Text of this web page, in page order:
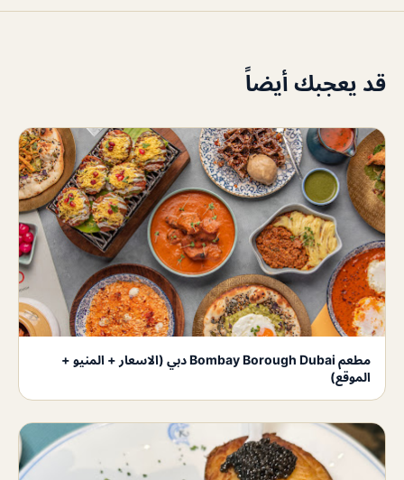
قد يعجبك أيضاً
مطعم Bombay Borough Dubai دبي (الاسعار + المنيو +
الموقع)